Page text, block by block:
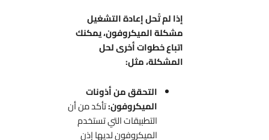
إذا لم تُحل إعادة التشغيل
مشكلة الميكروفون، يمكنك
اتباع خطوات أخرى لحل
المشكلة، مثل:
التحقق من أذونات
الميكروفون:تأكد من أن
التطبيقات التي تستخدم
الميكروفون لديها إذن